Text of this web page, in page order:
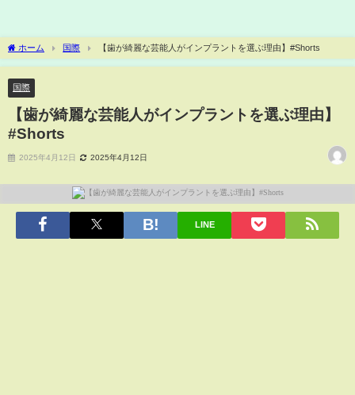
ホーム 国際 【歯が綺麗な芸能人がインプラントを選ぶ理由】#Shorts
国際
【歯が綺麗な芸能人がインプラントを選ぶ理由】
#Shorts
2025年4月12日 2025年4月12日
LINE